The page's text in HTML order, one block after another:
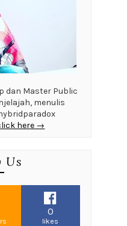
dan Master Public
menulis
here →
Us
0
likes